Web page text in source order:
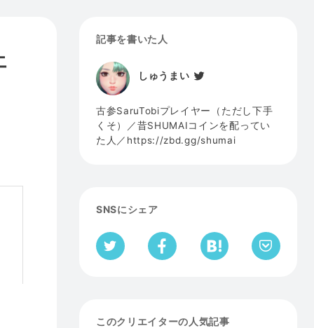
記事を書いた人
しゅうまい
古参SaruTobiプレイヤー（ただし下手
くそ）／昔SHUMAIコインを配ってい
た人／https://zbd.gg/shumai
SNSにシェア
このクリエイターの人気記事